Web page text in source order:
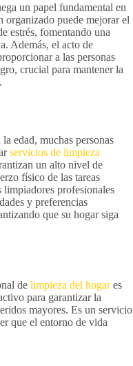
un papel fundamental en
puede mejorar el
estrés, fomentando una
Además, el acto de
a las personas
crucial para mantener la
edad, muchas personas
servicios de limpieza
un alto nivel de
físico de las tareas
limpiadores profesionales
y preferencias
que su hogar siga
de limpieza del hogares
para garantizar la
mayores. Es un servicio
que el entorno de vida